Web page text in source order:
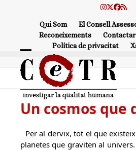
Instagram
Twitter
RSS
Qui Som El Consell
Reconeixements
Contactar
Política de privacitat
Open
mobile
menu
Close
mobile
menu
Un cosmos que
Per al dervix, tot el que
planetes que graviten al